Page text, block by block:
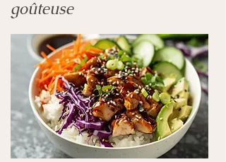
goûteuse